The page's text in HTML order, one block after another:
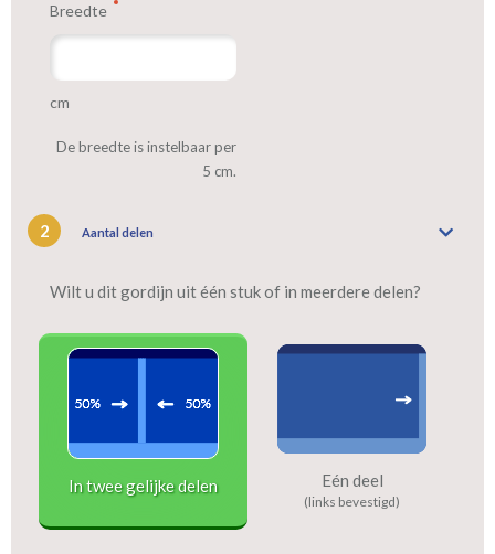
Breedte
cm
De breedte is instelbaar per
5 cm.
2 Aantal delen
Wilt u dit gordijn uit één stuk of in meerdere delen?
In twee gelijke delen Eén deel
(links bevestigd)